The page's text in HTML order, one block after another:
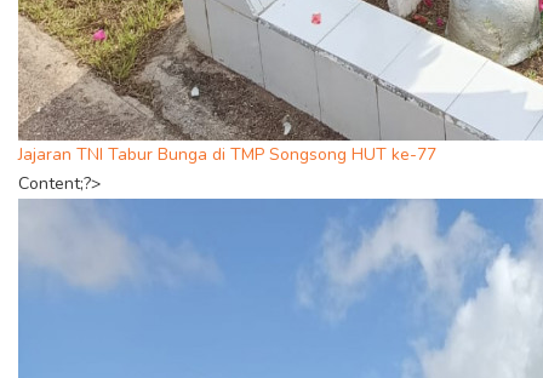
Jajaran TNI Tabur Bunga di TMP Songsong HUT ke-77
Content;?>